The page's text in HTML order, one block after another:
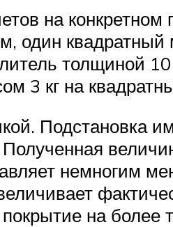
на
один квадратный
толщиной
3 кг на
Подстановка
немногим
на более